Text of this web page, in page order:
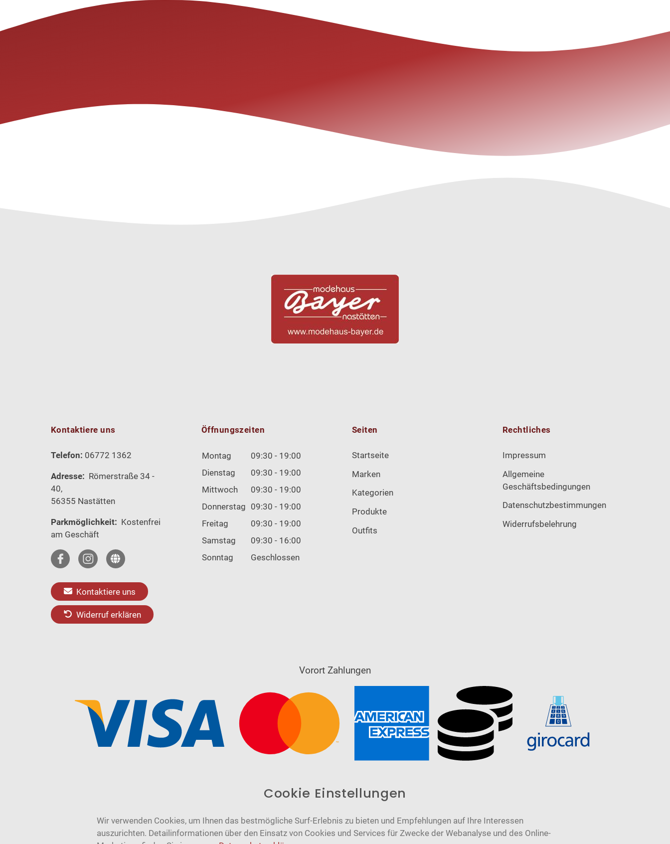
Kontaktiere uns
Telefon: 06772 1362
Adresse: Römerstraße 34 -
40,
56355 Nastätten
Parkmöglichkeit: Kostenfrei
am Geschäft
Kontaktiere uns
Widerruf erklären
Öffnungszeiten
Montag
09:30 - 19:00
Dienstag
09:30 - 19:00
Mittwoch
09:30 - 19:00
Donnerstag 09:30 - 19:00
Freitag
09:30 - 19:00
Samstag
09:30 - 16:00
Sonntag
Geschlossen
Seiten
Startseite
Marken
Kategorien
Produkte
Outfits
Rechtliches
Impressum
Allgemeine
Geschäftsbedingungen
Datenschutzbestimmungen
Widerrufsbelehrung
Vorort Zahlungen
Cookie Einstellungen
Wir verwenden Cookies, um Ihnen das bestmögliche Surf-Erlebnis zu bieten und Empfehlungen auf Ihre Interessen
auszurichten. Detailinformationen über den Einsatz von Cookies und Services für Zwecke der Webanalyse und des Online-